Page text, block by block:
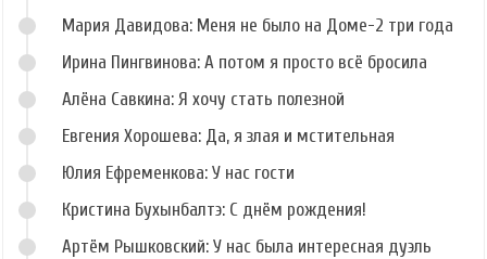
Мария Давидова: Меня не было на Доме-2 три года
Ирина Пингвинова: А потом я просто всё бросила
Алёна Савкина: Я хочу стать полезной
Евгения Хорошева: Да, я злая и мстительная
Юлия Ефременкова: У нас гости
Кристина Бухынбалтэ: С днём рождения!
Артём Рышковский: У нас была интересная дуэль